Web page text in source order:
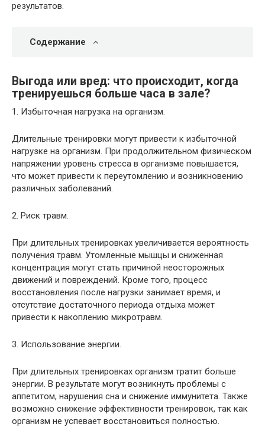
результатов.
Содержание
Выгода или вред: что происходит, когда
тренируешься больше часа в зале?
1. Избыточная нагрузка на организм.
Длительные тренировки могут привести к избыточной
нагрузке на организм. При продолжительном физическом
напряжении уровень стресса в организме повышается,
что может привести к переутомлению и возникновению
различных заболеваний.
2. Риск травм.
При длительных тренировках увеличивается вероятность
получения травм. Утомленные мышцы и сниженная
концентрация могут стать причиной неосторожных
движений и повреждений. Кроме того, процесс
восстановления после нагрузки занимает время, и
отсутствие достаточного периода отдыха может
привести к накоплению микротравм.
3. Использование энергии.
При длительных тренировках организм тратит больше
энергии. В результате могут возникнуть проблемы с
аппетитом, нарушения сна и снижение иммунитета. Также
возможно снижение эффективности тренировок, так как
организм не успевает восстановиться полностью.